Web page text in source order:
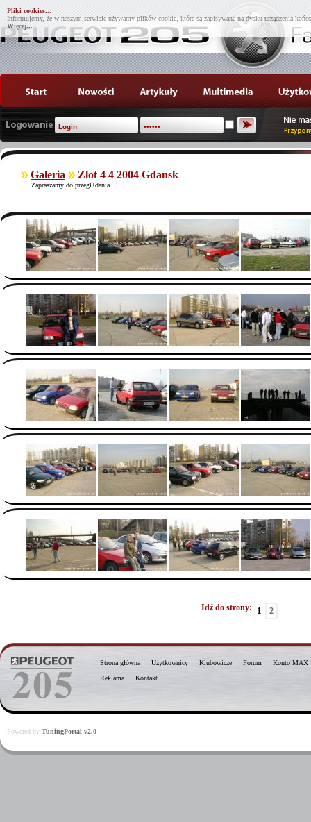
Pliki cookies...
Informujemy, że w naszym serwisie używamy plików cookie, które są zapisywane na dysku urządzenia
Więcej...
Galeria Zlot 4 4 2004 Gdansk
Zapraszamy do przegl±dania
Idź do strony: 1 2
Strona główna Użytkownicy Klubowicze Forum
Konto MAX
Reklama
Kontakt
Powered by TuningPortal v2.0